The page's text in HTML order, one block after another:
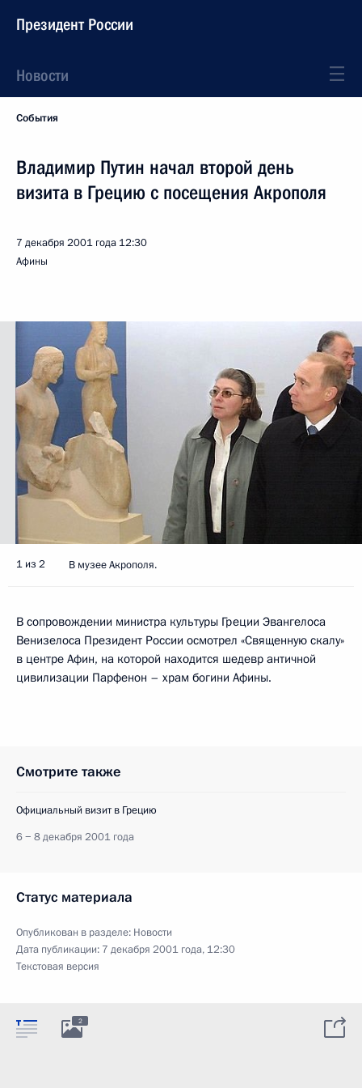
Президент России
Новости
События
Владимир Путин начал второй день
визита в Грецию с посещения Акрополя
7 декабря 2001 года 12:30
Афины
1 из 2 В музее Акрополя.
В сопровождении министра культуры Греции Эвангелоса
Венизелоса Президент России осмотрел «Священную скалу»
в центре Афин, на которой находится шедевр античной
цивилизации Парфенон – храм богини Афины.
Смотрите также
Официальный визит в Грецию
6 − 8 декабря 2001 года
Статус материала
Опубликован в разделе: Новости
Дата публикации: 7 декабря 2001 года, 12:30
Текстовая версия
2